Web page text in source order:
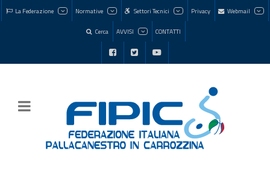
La Federazione Normative Settori Tecnici Privacy Webmail
Cerca AVVISI CONTATTI